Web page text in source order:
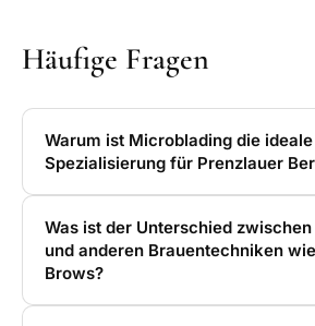
Häufige Fragen
Warum ist Microblading die ideale
Spezialisierung für Prenzlauer
Was ist der Unterschied
und anderen Brauentechniken
Brows?